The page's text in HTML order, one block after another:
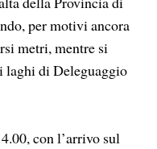
per motivi ancora
metri, mentre si
laghi di Deleguaggio
con l’arrivo sul